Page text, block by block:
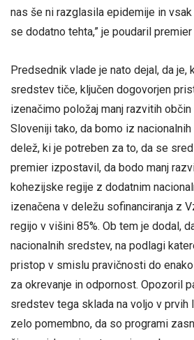
nas še ni razglasila epidemije in
se dodatno tehta,” je poudaril
Predsednik vlade je nato dejal, da je,
sredstev tiče, ključen dogovorjen
izenačimo položaj manj razvitih
Sloveniji tako, da bomo iz
delež, ki je potreben za to, da se
premier izpostavil, da bodo manj
kohezijske regije z dodatnim
izenačena v deležu sofinanciranja z
regijo v višini 85%. Ob tem je dodal,
nacionalnih sredstev, na podlagi
pristop v smislu pravičnosti do
za okrevanje in odpornost. Opozoril
sredstev tega sklada na voljo v prvih
zelo pomembno, da so programi